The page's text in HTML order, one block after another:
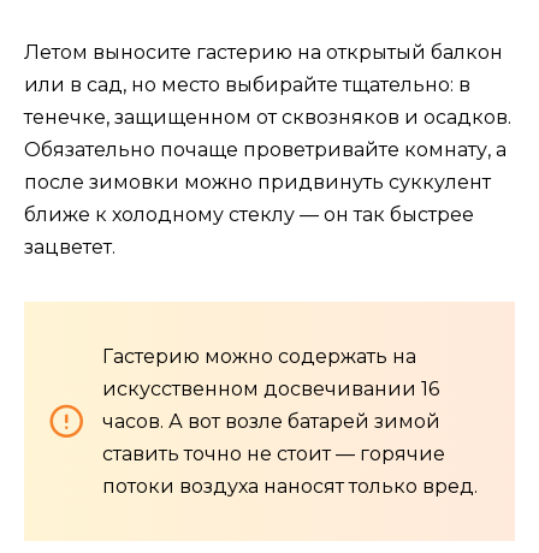
Летом выносите гастерию на открытый балкон
или в сад, но место выбирайте тщательно: в
тенечке, защищенном от сквозняков и осадков.
Обязательно почаще проветривайте комнату, а
после зимовки можно придвинуть суккулент
ближе к холодному стеклу — он так быстрее
зацветет.
Гастерию можно содержать на
искусственном досвечивании 16
часов. А вот возле батарей зимой
ставить точно не стоит — горячие
потоки воздуха наносят только вред.